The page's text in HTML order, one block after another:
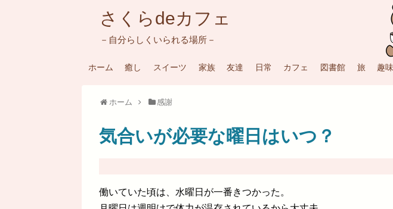
さくらdeカフェ
－自分らしくいられる場所－
ホーム 癒し スイーツ 家族 友達 日常 カフェ 図書館 旅 趣味
ホーム 感謝
気合いが必要な曜日はいつ？
働いていた頃は、水曜日が一番きつかった。